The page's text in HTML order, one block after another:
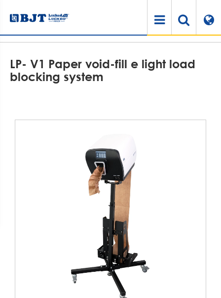
Macchina per l'ammortizzazione della carta
LP- V1 Paper void-fill e light load
blocking system